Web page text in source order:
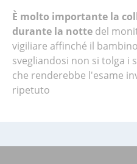
È molto importante la
durante la notte del
vigiliare affinché il
svegliandosi non si tolga i
che renderebbe l'esame
ripetuto